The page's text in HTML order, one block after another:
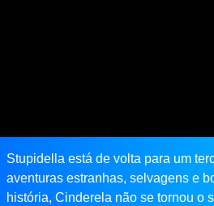
Stupidella está de volta para um
aventuras estranhas, selvagens e
história, Cinderela não se tornou o